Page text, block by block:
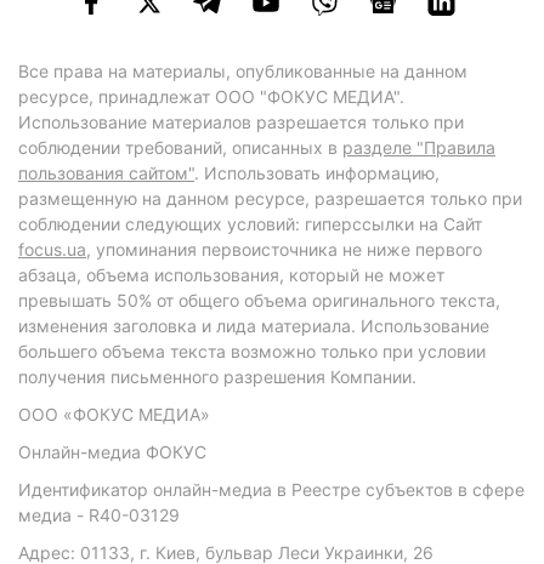
Все права на материалы, опубликованные на данном
ресурсе, принадлежат ООО "ФОКУС МЕДИА".
Использование материалов разрешается только при
соблюдении требований, описанных в разделе "Правила
пользования сайтом". Использовать информацию,
размещенную на данном ресурсе, разрешается только при
соблюдении следующих условий: гиперссылки на Сайт
focus.ua, упоминания первоисточника не ниже первого
абзаца, объема использования, который не может
превышать 50% от общего объема оригинального текста,
изменения заголовка и лида материала. Использование
большего объема текста возможно только при условии
получения письменного разрешения Компании.
ООО «ФОКУС МЕДИА»
Онлайн-медиа ФОКУС
Идентификатор онлайн-медиа в Реестре субъектов в сфере
медиа - R40-03129
Адрес: 01133, г. Киев, бульвар Леси Украинки, 26